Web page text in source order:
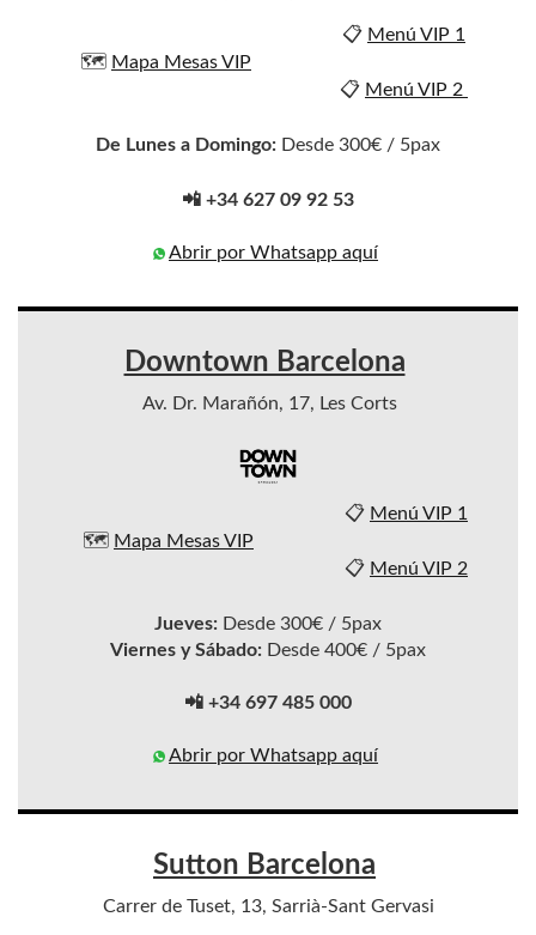
🗺️ Mapa Mesas VIP
📋 Menú VIP 1
📋 Menú VIP 2
De Lunes a Domingo: Desde 300€ / 5pax
📲 +34 627 09 92 53
Abrir por Whatsapp aquí
Downtown Barcelona
Av. Dr. Marañón, 17, Les Corts
🗺️ Mapa Mesas VIP
📋 Menú VIP 1
📋 Menú VIP 2
Jueves: Desde 300€ / 5pax
Viernes y Sábado: Desde 400€ / 5pax
📲 +34 697 485 000
Abrir por Whatsapp aquí
Sutton Barcelona
Carrer de Tuset, 13, Sarrià-Sant Gervasi